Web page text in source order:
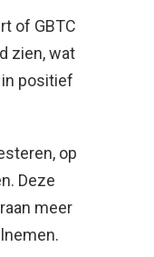
of GBTC
zien, wat
positief
op
Deze
meer